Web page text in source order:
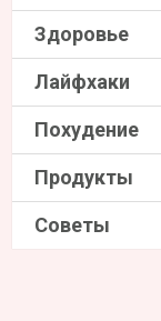
Здоровье
Лайфхаки
Похудение
Продукты
Советы